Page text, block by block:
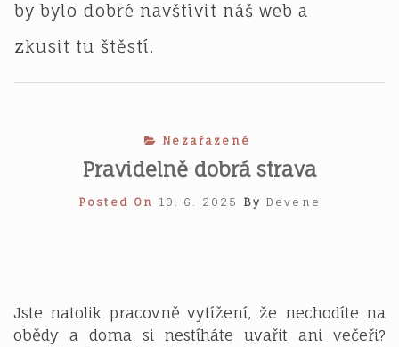
by bylo dobré navštívit náš web a
zkusit tu štěstí.
Nezařazené
Pravidelně dobrá strava
Posted On 19. 6. 2025 By Devene
Jste natolik pracovně vytížení, že nechodíte na
obědy a doma si nestíháte uvařit ani večeři?